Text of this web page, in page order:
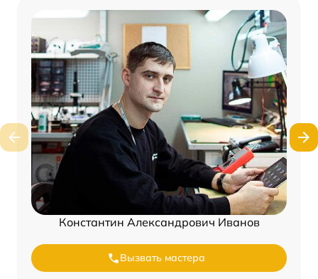
Константин Александрович Иванов
Вызвать мастера